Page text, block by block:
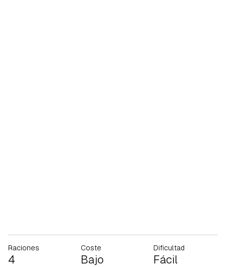
Raciones
4
Coste
Bajo
Dificultad
Fácil